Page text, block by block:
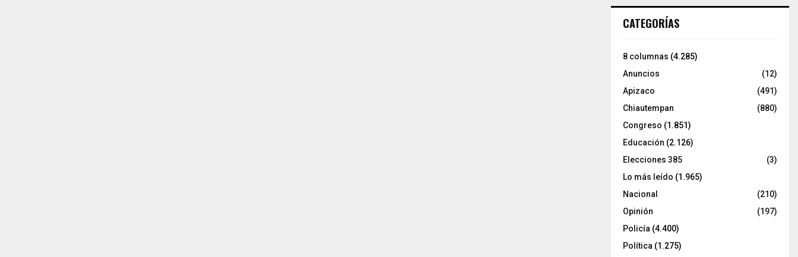
CATEGORÍAS
8 columnas (4.285)
Anuncios
(12)
Apizaco
(491)
Chiautempan
(880)
Congreso (1.851)
Educación (2.126)
Elecciones 385
(3)
Lo más leído (1.965)
Nacional
(210)
Opinión
(197)
Policía (4.400)
Política (1.275)